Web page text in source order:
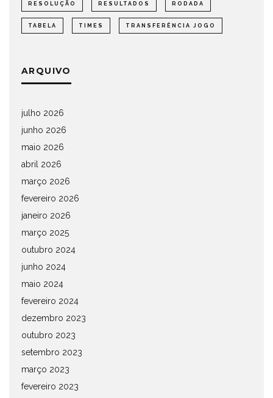
RESOLUÇÃO RESULTADOS RODADA
TABELA TIMES TRANSFERÊNCIA JOGO
ARQUIVO
julho 2026
junho 2026
maio 2026
abril 2026
março 2026
fevereiro 2026
janeiro 2026
março 2025
outubro 2024
junho 2024
maio 2024
fevereiro 2024
dezembro 2023
outubro 2023
setembro 2023
março 2023
fevereiro 2023